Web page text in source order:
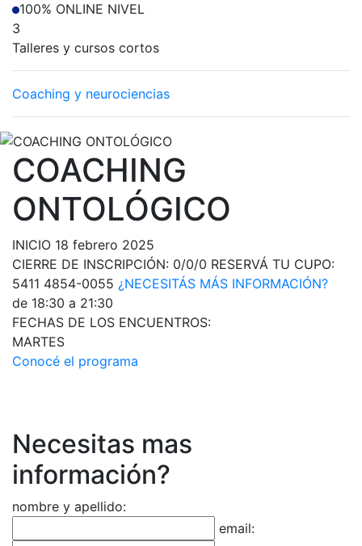
100% ONLINE NIVEL
3
Talleres y cursos cortos
Coaching y neurociencias
COACHING
ONTOLÓGICO
INICIO 18 febrero 2025
CIERRE DE INSCRIPCIÓN: 0/0/0 RESERVÁ TU CUPO:
5411 4854-0055 ¿NECESITÁS MÁS INFORMACIÓN?
de 18:30 a 21:30
FECHAS DE LOS ENCUENTROS:
MARTES
Conocé el programa
Necesitas mas
información?
nombre y apellido:
email: